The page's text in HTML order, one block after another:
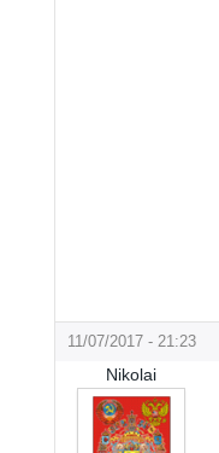
11/07/2017 - 21:23
Nikolai